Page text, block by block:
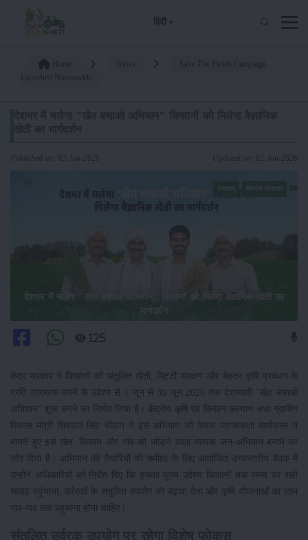
हिंदी
Published on: 02-Jun-2026 Updated on: 02-Jun-2026
देशभर में चलेगा "खेत बचाओ अभियान" किसानों को मिलेगा वैज्ञानिक खेती का
125
केंद्र सरकार ने किसानों को संतुलित खेती, मिट्टी संरक्षण और बेहतर कृषि प्रबंधन के
प्रति जागरूक करने के उद्देश्य से 1 जून से 30 जून 2026 तक देशव्यापी "खेत बचाओ
अभियान" शुरू करने का निर्णय लिया है। केंद्रीय कृषि एवं किसान कल्याण तथा ग्रामीण
विकास मंत्री शिवराज सिंह चौहान ने इस अभियान को केवल जागरूकता कार्यक्रम न
मानते हुए इसे खेत, किसान और गांव को जोड़ने वाला व्यापक जन-अभियान बनाने पर
जोर दिया है। अभियान की तैयारियों की समीक्षा के लिए आयोजित उच्चस्तरीय बैठक में
उन्होंने अधिकारियों को निर्देश दिए कि इसका मुख्य उद्देश्य किसानों तक समय पर सही
सलाह पहुंचाना, उर्वरकों के संतुलित उपयोग को बढ़ावा देना और कृषि योजनाओं का लाभ
गांव-गांव तक पहुंचाना होना चाहिए।